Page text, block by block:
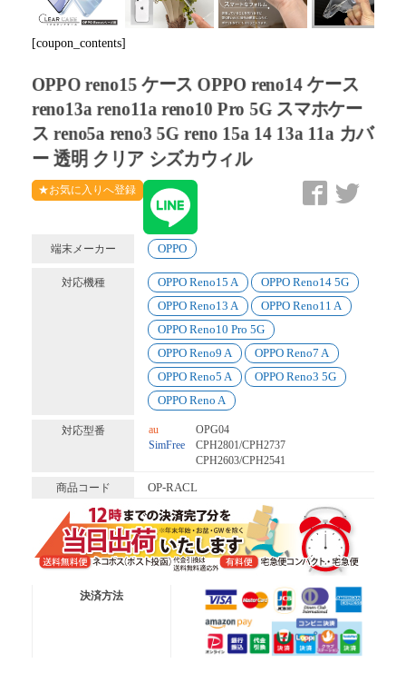
Next
[coupon_contents]
OPPO reno15 ケース OPPO reno14 ケース
reno13a reno11a reno10 Pro 5G スマホケー
ス reno5a reno3 5G reno 15a 14 13a 11a カバ
ー 透明 クリア シズカウィル
★お気に入りへ登録
端末メーカー OPPO
対応機種 OPPO Reno15 A
OPPO Reno14 5G
OPPO Reno13 A
OPPO Reno11 A
OPPO Reno10 Pro 5G
OPPO Reno9 A
OPPO Reno7 A
OPPO Reno5 A
OPPO Reno3 5G
OPPO Reno A
対応型番 au
OPG04
SimFree
CPH2801/CPH2737
CPH2603/CPH2541
商品コード OP-RACL
宅急便コンパクト
決済方法